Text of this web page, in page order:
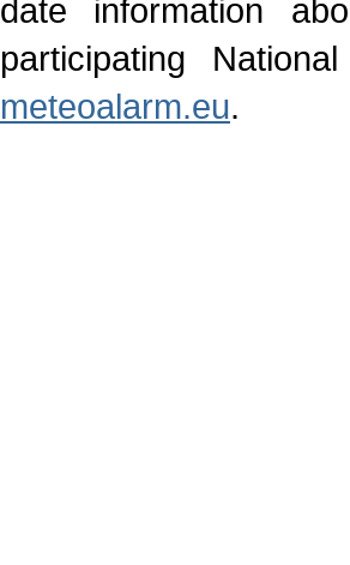
date information
participating
meteoalarm.eu.